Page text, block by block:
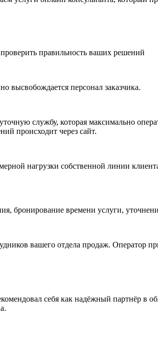
правильность ваших решений
высвобождается персонал заказчика.
службу, которая максимально
происходит через сайт.
нагрузки собственной линии
бронирование времени услуги,
вашего отдела продаж. Оператор
себя как надёжный партнёр в